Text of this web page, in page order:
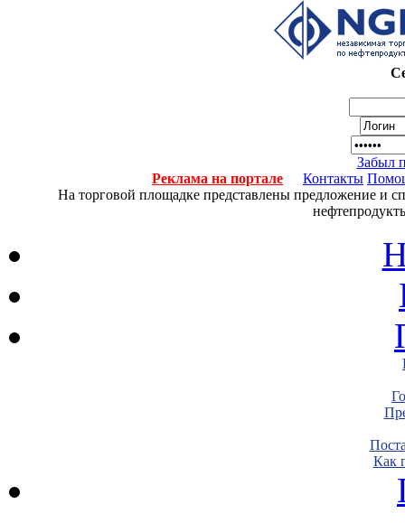
Забыл
Реклама на портале
Контакты
На торговой площадке представлены предложение и
Как